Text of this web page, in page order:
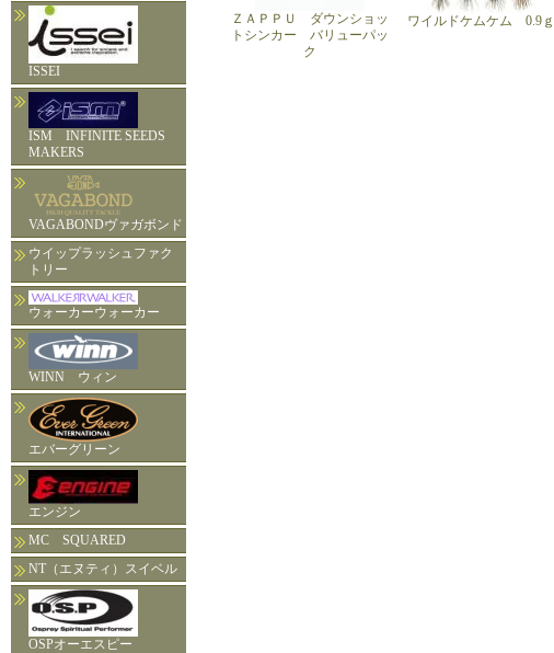
ISSEI
ISM INFINITE SEEDS
MAKERS
VAGABONDヴァガボンド
ウイップラッシュファク
トリー
ウォーカーウォーカー
WINN ウィン
エバーグリーン
エンジン
MC SQUARED
NT（エヌティ）スイベル
OSPオーエスピー
ＺＡＰＰＵ ダウンショッ
トシンカー バリューパッ
ク
ワイルドケムケム 0.9ｇ